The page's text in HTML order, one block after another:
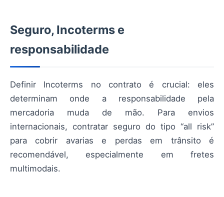
Seguro, Incoterms e
responsabilidade
Definir Incoterms no contrato é crucial: eles
determinam onde a responsabilidade pela
mercadoria muda de mão. Para envios
internacionais, contratar seguro do tipo “all risk”
para cobrir avarias e perdas em trânsito é
recomendável, especialmente em fretes
multimodais.